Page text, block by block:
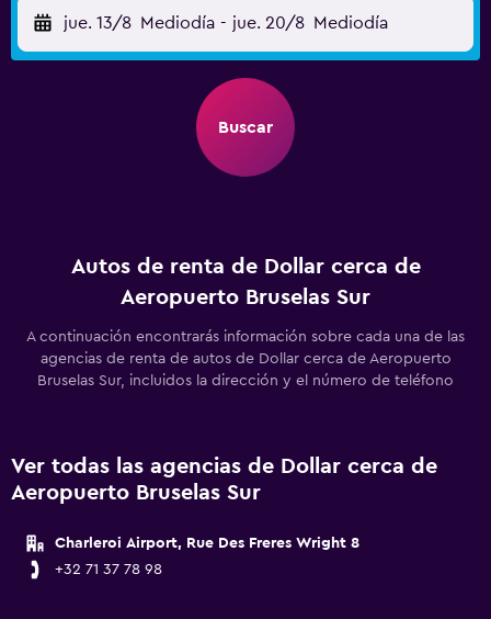
jue. 13/8 Mediodía - jue. 20/8 Mediodía
Buscar
Autos de renta de Dollar cerca de
Aeropuerto Bruselas Sur
A continuación encontrarás información sobre cada una de las
agencias de renta de autos de Dollar cerca de Aeropuerto
Bruselas Sur, incluidos la dirección y el número de teléfono
Ver todas las agencias de Dollar cerca de
Aeropuerto Bruselas Sur
Charleroi Airport, Rue Des Freres Wright 8
+32 71 37 78 98